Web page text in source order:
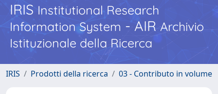
IRISInstitutional Research
Information System - AIR Archivio
Istituzionale della Ricerca
IRIS Prodotti della ricerca 03 - Contributo in volume